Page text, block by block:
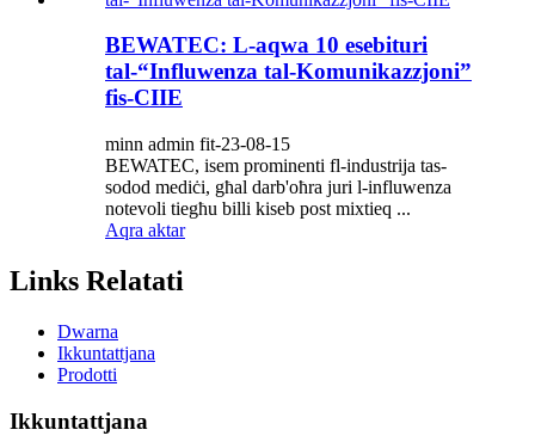
BEWATEC: L-aqwa 10 esebituri
tal-“Influwenza tal-Komunikazzjoni”
fis-CIIE
minn admin fit-23-08-15
BEWATEC, isem prominenti fl-industrija tas-
sodod mediċi, għal darb'oħra juri l-influwenza
notevoli tiegħu billi kiseb post mixtieq ...
Aqra aktar
Links Relatati
Dwarna
Ikkuntattjana
Prodotti
Ikkuntattjana